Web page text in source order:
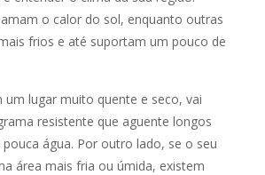
o calor do sol, enquanto outras
frios e até suportam um pouco de
um lugar muito quente e seco, vai
resistente que aguente longos
água. Por outro lado, se o seu
área mais fria ou úmida, existem